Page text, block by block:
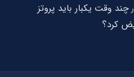
چند وقت یکبار باید پروتز
کرد؟